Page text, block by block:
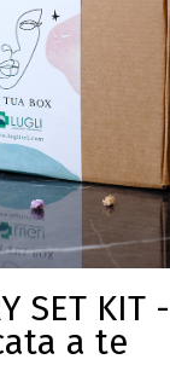
SET
a te